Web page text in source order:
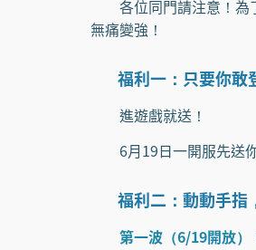
各位同門請注意！為了
無痛變強！
福利一：只要你敢
進遊戲就送！
6月19日一開服先送你
福利二：動動手指
第一波（6/19開放）